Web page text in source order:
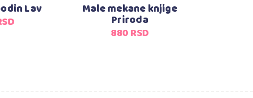
Lav
Male mekane knjige
Priroda
880RSD